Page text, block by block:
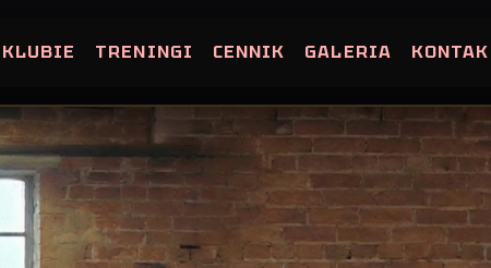
KLUBIE TRENINGI CENNIK GALERIA